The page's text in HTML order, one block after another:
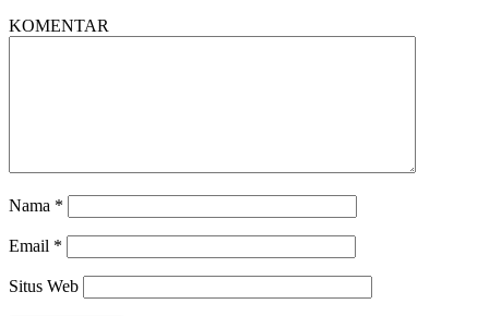
KOMENTAR
Nama *
Email *
Situs Web